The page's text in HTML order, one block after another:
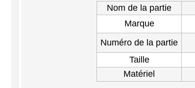
Nom de la partie
Marque
Numéro de la partie
Taille
Matériel